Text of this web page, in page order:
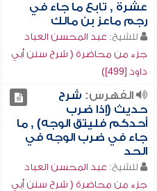
عشرة , تابع ما جاء في
رجم ماعز بن مالك
للشيخ: عبد المحسن العباد
جزء من محاضرة ( شرح سنن أبي
داود [499])
الفهرس: شرح
حديث (إذا ضرب
أحدكم فليتق الوجه) , ما
جاء في ضرب الوجه في
الحد
للشيخ: عبد المحسن العباد
جزء من محاضرة ( شرح سنن أبي